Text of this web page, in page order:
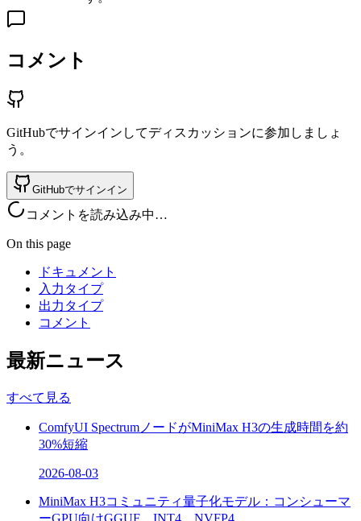
コメント
GitHubでサインインしてディスカッションに参加しましょ
う。
GitHubでサインイン
コメントを読み込み中…
On this page
ドキュメント
入力タイプ
出力タイプ
コメント
最新ニュース
すべて見る
ComfyUI SpectrumノードがMiniMax H3の生成時間を約
30%短縮
2026-08-03
MiniMax H3コミュニティ量子化モデル：コンシューマ
ーGPU向けGGUF、INT4、NVFP4